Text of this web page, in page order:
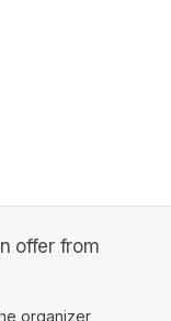
offer from
organizer